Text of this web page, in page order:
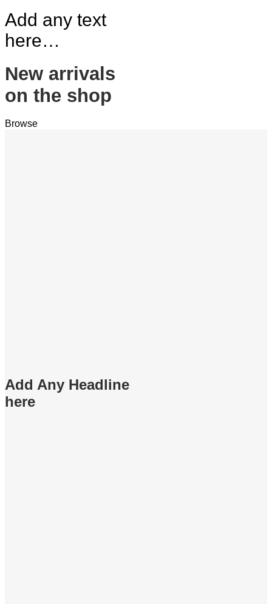
Add any text
here…
New arrivals
on the shop
Browse
Add Any Headline
here